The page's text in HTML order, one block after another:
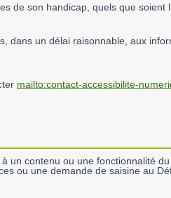
de son handicap, quels que
dans un délai raisonnable, aux
mailto:contact-accessibilite-
un contenu ou une fonctionnalité
ou une demande de saisine au